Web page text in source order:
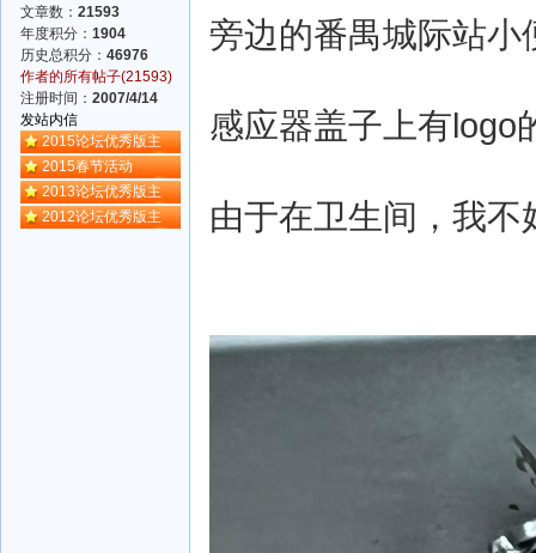
文章数： 21593
年度积分： 1904
历史总积分： 46976
作者的所有帖子(21593)
注册时间： 2007/4/14
发站内信
2015论坛优秀版主
2015春节活动
2013论坛优秀版主
2012论坛优秀版主
旁边的番禺城际站
感应器盖子上有logo
由于在卫生间，我不